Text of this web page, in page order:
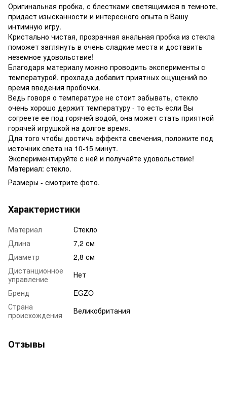
Оригинальная пробка, с блестками светящимися в темноте,
придаст изысканности и интересного опыта в Вашу
интимную игру.
Кристально чистая, прозрачная анальная пробка из стекла
поможет заглянуть в очень сладкие места и доставить
неземное удовольствие!
Благодаря материалу можно проводить эксперименты с
температурой, прохлада добавит приятных ощущений во
время введения пробочки.
Ведь говоря о температуре не стоит забывать, стекло
очень хорошо держит температуру - то есть если Вы
согреете ее под горячей водой, она может стать приятной
горячей игрушкой на долгое время.
Для того чтобы достичь эффекта свечения, положите под
источник света на 10-15 минут.
Экспериментируйте с ней и получайте удовольствие!
Материал: стекло.
Размеры - смотрите фото.
Характеристики
Материал
Стекло
Длина
7,2 см
Диаметр
2,8 см
Дистанционное
управление
Нет
Бренд
EGZO
Страна
происхождения
Великобритания
Отзывы